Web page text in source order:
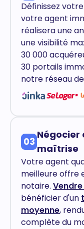
Définissez
votre agent
réalisera une
une visibilité
30 000
30 portails
notre réseau
03
Négocier
maîtrise
Votre agent
meilleure offre
notaire.
bénéficier d'un
moyenne,
complète du